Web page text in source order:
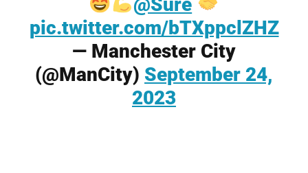
@Sure
pic.twitter.com/bTXppclZHZ
— Manchester City
(@ManCity) September 24,
2023